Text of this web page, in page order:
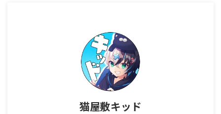
猫屋敷キッド